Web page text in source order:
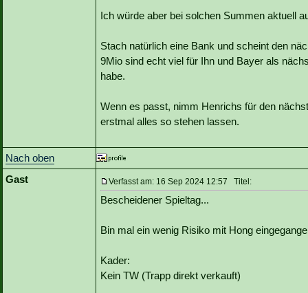
Ich würde aber bei solchen Summen aktuell
Stach natürlich eine Bank und scheint den
9Mio sind echt viel für Ihn und Bayer als
habe.
Wenn es passt, nimm Henrichs für den
erstmal alles so stehen lassen.
Nach oben
Gast
Verfasst am: 16 Sep 2024 12:57 Titel:
Bescheidener Spieltag...
Bin mal ein wenig Risiko mit Hong
Kader:
Kein TW (Trapp direkt verkauft)